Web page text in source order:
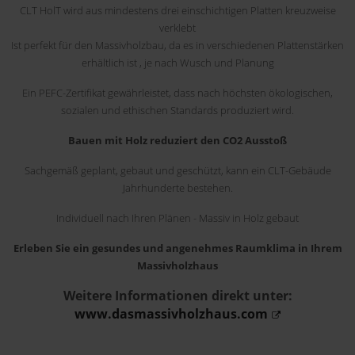
CLT HolT wird aus mindestens drei einschichtigen Platten kreuzweise
verklebt
Ist perfekt für den Massivholzbau, da es in verschiedenen Plattenstärken
erhältlich ist , je nach Wusch und Planung
Ein PEFC-Zertifikat gewährleistet, dass nach höchsten ökologischen,
sozialen und ethischen Standards produziert wird.
Bauen mit Holz reduziert den CO2 Ausstoß
Sachgemäß geplant, gebaut und geschützt, kann ein CLT-Gebäude
Jahrhunderte bestehen.
Individuell nach Ihren Plänen - Massiv in Holz gebaut
Erleben Sie ein gesundes und angenehmes Raumklima in Ihrem
Massivholzhaus
Weitere Informationen direkt unter:
www.dasmassivholzhaus.com